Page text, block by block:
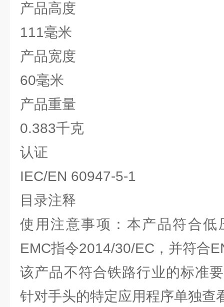
产品高度
111毫米
产品宽度
60毫米
产品重量
0.383千克
认证
IEC/EN 60947-5-1
目录注释
使用注意事项：本产品符合低
EMC指令2014/30/EC，并符合
该产品不符合铁路行业的标准
针对手头的特定应用程序单独查